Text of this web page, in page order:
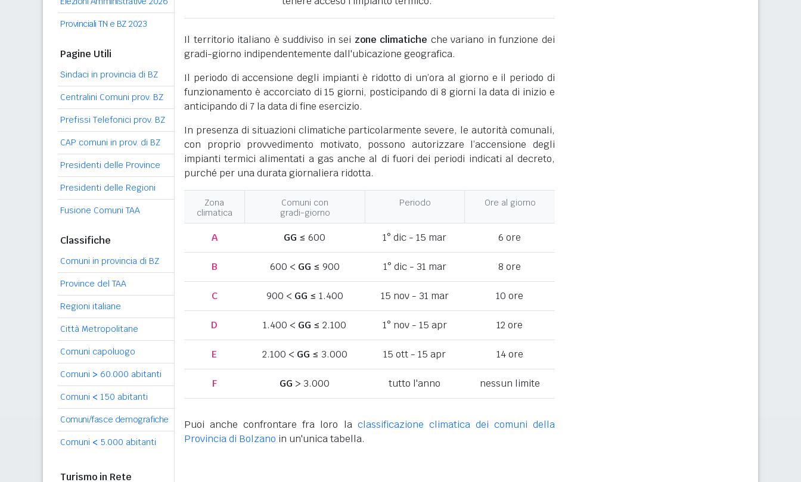
Provinciali TN e BZ 2023
Pagine Utili
Sindaci in provincia di BZ
Centralini Comuni prov. BZ
Prefissi Telefonici prov. BZ
CAP comuni in prov. di BZ
Presidenti delle Province
Presidenti delle Regioni
Fusione Comuni TAA
Classifiche
Comuni in provincia di BZ
Province del TAA
Regioni italiane
Città Metropolitane
Comuni capoluogo
Comuni > 60.000 abitanti
Comuni < 150 abitanti
Comuni/fasce demografiche
Comuni < 5.000 abitanti
Turismo in Rete
Il territorio italiano è suddiviso in sei zone climatiche che variano in funzione dei
gradi-giorno indipendentemente dall'ubicazione geografica.
Il periodo di accensione degli impianti è ridotto di un’ora al giorno e il periodo di
funzionamento è accorciato di 15 giorni, posticipando di 8 giorni la data di inizio e
anticipando di 7 la data di fine esercizio.
In presenza di situazioni climatiche particolarmente severe, le autorità comunali,
con proprio provvedimento motivato, possono autorizzare l’accensione degli
impianti termici alimentati a gas anche al di fuori dei periodi indicati al decreto,
purché per una durata giornaliera ridotta.
Zona
climatica
Comuni con
gradi-giorno
Periodo Ore al giorno
A GG ≤ 600 1° dic - 15 mar 6 ore
B 600 < GG ≤ 900 1° dic - 31 mar 8 ore
C 900 < GG ≤ 1.400 15 nov - 31 mar 10 ore
D 1.400 < GG ≤ 2.100 1° nov - 15 apr 12 ore
E 2.100 < GG ≤ 3.000 15 ott - 15 apr 14 ore
F GG > 3.000 tutto l'anno nessun limite
Puoi anche confrontare fra loro la classificazione climatica dei comuni della
Provincia di Bolzano in un'unica tabella.